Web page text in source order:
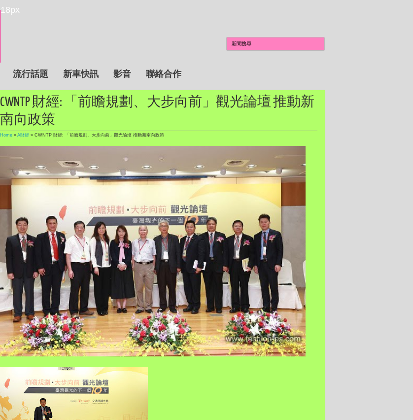
18px
流行話題 新車快訊 影音 聯絡合作
CWNTP 財經: 「前瞻規劃、大步向前」觀光論壇 推動新
南向政策
Home » A財經 » CWNTP 財經: 「前瞻規劃、大步向前」觀光論壇 推動新南向政策